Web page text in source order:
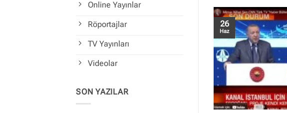
Online Yayınlar
Röportajlar
TV Yayınları
Videolar
SON YAZILAR
26
Haz